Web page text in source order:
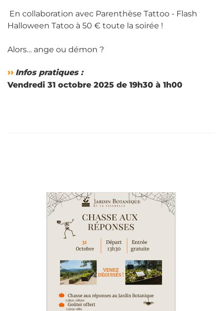
En collaboration avec Parenthèse Tattoo - Flash
Halloween Tatoo à 50 € toute la soirée !
Alors… ange ou démon ?
›› Infos pratiques :
Vendredi 31 octobre 2025 de 19h30 à 1h00